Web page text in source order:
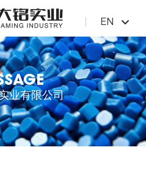
EN
业有限公司